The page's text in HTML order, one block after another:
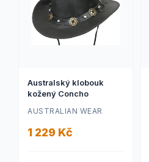
Australský klobouk
kožený Concho
AUSTRALIAN WEAR
1 229 Kč